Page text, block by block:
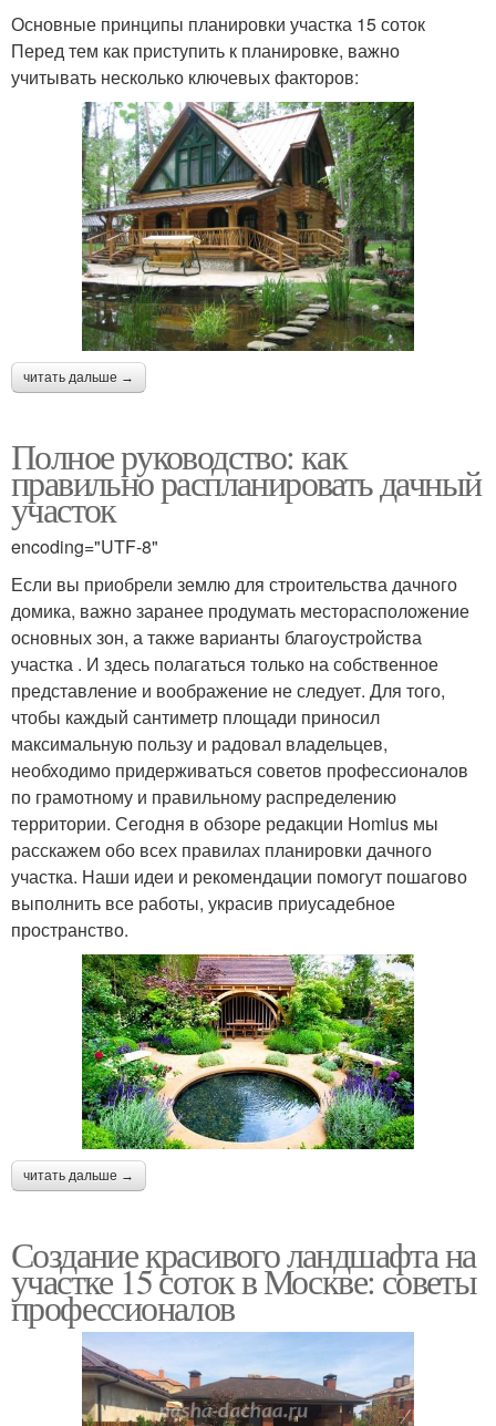
Основные принципы планировки участка 15 соток
Перед тем как приступить к планировке, важно
учитывать несколько ключевых факторов:
читать дальше →
Полное руководство: как
правильно распланировать дачный
участок
encoding="UTF-8"
Если вы приобрели землю для строительства дачного
домика, важно заранее продумать месторасположение
основных зон, а также варианты благоустройства
участка . И здесь полагаться только на собственное
представление и воображение не следует. Для того,
чтобы каждый сантиметр площади приносил
максимальную пользу и радовал владельцев,
необходимо придерживаться советов профессионалов
по грамотному и правильному распределению
территории. Сегодня в обзоре редакции Homius мы
расскажем обо всех правилах планировки дачного
участка. Наши идеи и рекомендации помогут пошагово
выполнить все работы, украсив приусадебное
пространство.
читать дальше →
Создание красивого ландшафта на
участке 15 соток в Москве: советы
профессионалов